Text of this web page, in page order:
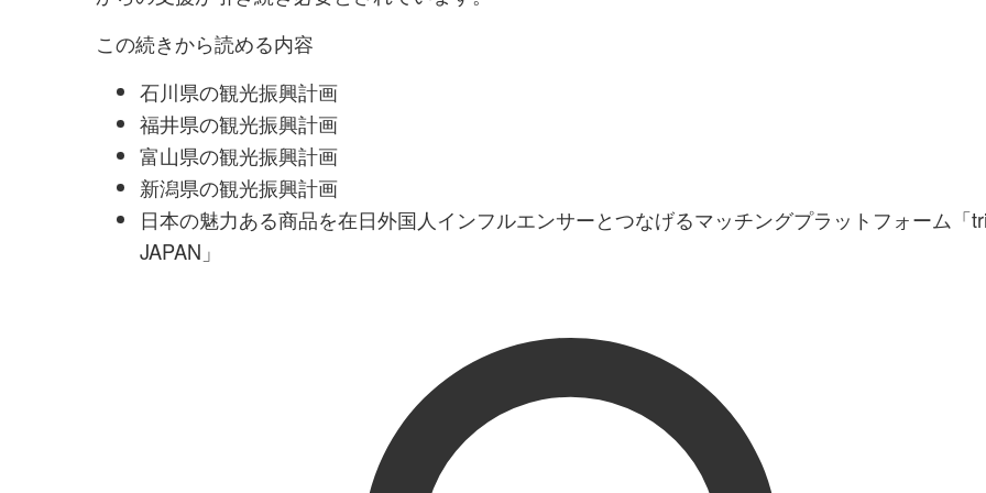
この続きから読める内容
石川県の観光振興計画
福井県の観光振興計画
富山県の観光振興計画
新潟県の観光振興計画
日本の魅力ある商品を在日外国人インフルエンサーとつなげるマッチングプラットフォーム「
JAPAN」